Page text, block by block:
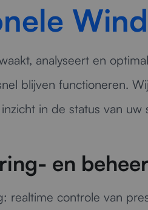
analyseert en
blijven functioneren.
in de status van uw
en
realtime controle van